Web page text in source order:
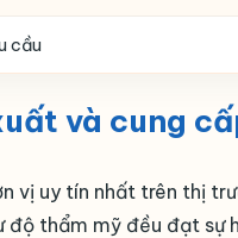
cầu
và cung
vị uy tín nhất trên thị
độ thẩm mỹ đều đạt sự